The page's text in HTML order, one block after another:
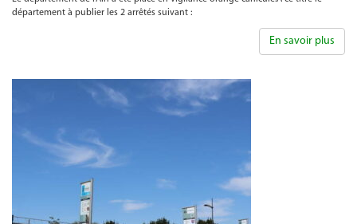
département à publier les 2 arrêtés suivant :
En savoir plus